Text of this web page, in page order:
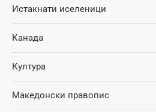
Истакнати иселеници
Канада
Култура
Македонски правопис